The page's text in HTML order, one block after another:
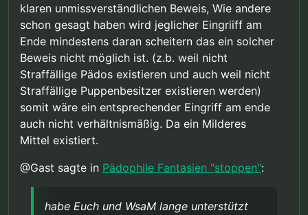
klaren unmissverständlichen Beweis, Wie andere
schon gesagt haben wird jeglicher Eingriiff am
Ende mindestens daran scheitern das ein solcher
Beweis nicht möglich ist. (z.b. weil nicht
Straffällige Pädos existieren und auch weil nicht
Straffällige Puppenbesitzer existieren werden)
somit wäre ein entsprechender Eingriff am ende
auch nicht verhältnismäßig. Da ein Milderes
Mittel existiert.
@Gast sagte in Pädophile Fantasien "stoppen":
habe Euch und WsaM lange unterstützt